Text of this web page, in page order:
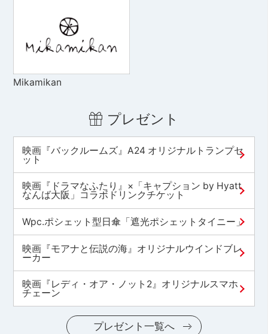
Mikamikan
プレゼント
映画『バックルームズ』A24 オリジナルトランプセ
ット
映画『ドラマなふたり』×「キャプション by Hyatt
なんば大阪」コラボドリンクチケット
Wpc.ポシェット型日傘「遮光ポシェットタイニー」
映画『モアナと伝説の海』オリジナルウインドブレ
ーカー
映画『レディ・オア・ノット2』オリジナルスマホ
チェーン
プレゼント一覧へ